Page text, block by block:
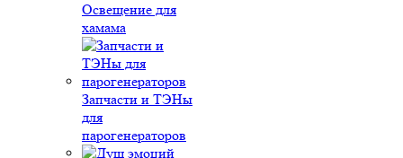
Освещение для
хамама
Запчасти и ТЭНы
для
парогенераторов